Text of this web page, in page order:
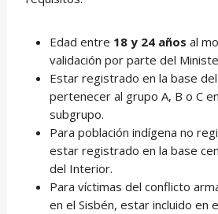
Edad entre 18 y 24 años al
validación por parte del
Estar registrado en la base del
pertenecer al grupo A, B o C
subgrupo.
Para población indígena no
estar registrado en la base
del Interior.
Para víctimas del conflicto
en el Sisbén, estar incluido en